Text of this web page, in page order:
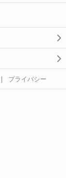
| プライバシー